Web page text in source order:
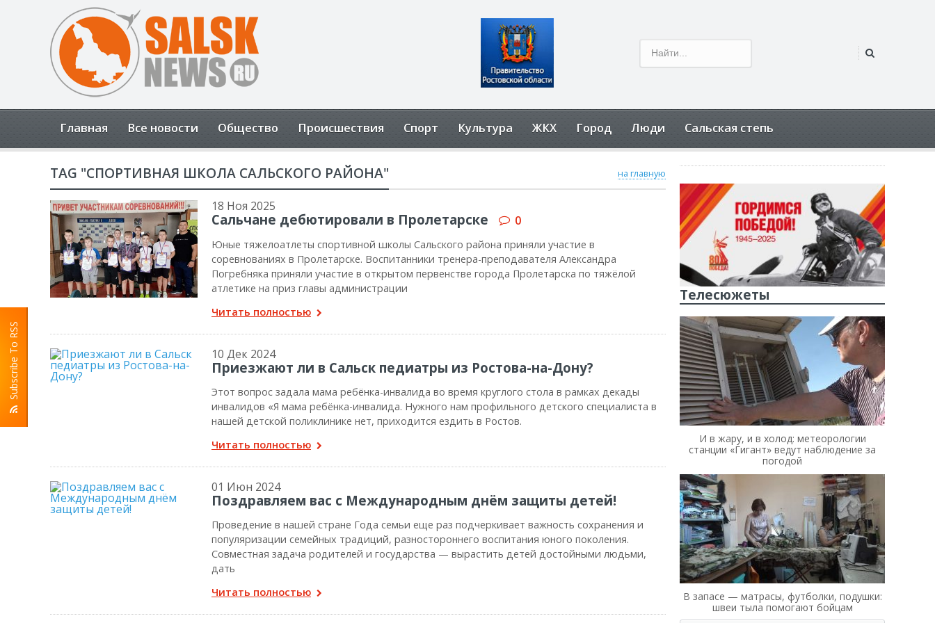
Subscribe To RSS
Главная Все новости Общество Происшествия Спорт Культура ЖКХ Город Люди Сальская степь
на главную
TAG "СПОРТИВНАЯ ШКОЛА САЛЬСКОГО РАЙОНА"
18 Ноя 2025
Сальчане дебютировали в Пролетарске 0
Юные тяжелоатлеты спортивной школы Сальского района приняли участие в
соревнованиях в Пролетарске. Воспитанники тренера-преподавателя Александра
Погребняка приняли участие в открытом первенстве города Пролетарска по тяжёлой
атлетике на приз главы администрации
Читать полностью
10 Дек 2024
Приезжают ли в Сальск педиатры из Ростова-на-Дону?
Этот вопрос задала мама ребёнка-инвалида во время круглого стола в рамках декады
инвалидов «Я мама ребёнка-инвалида. Нужного нам профильного детского специалиста в
нашей детской поликлинике нет, приходится ездить в Ростов.
Читать полностью
01 Июн 2024
Поздравляем вас с Международным днём защиты детей!
Проведение в нашей стране Года семьи еще раз подчеркивает важность сохранения и
популяризации семейных традиций, разностороннего воспитания юного поколения.
Совместная задача родителей и государства — вырастить детей достойными людьми,
дать
Читать полностью
Телесюжеты
И в жару, и в холод: метеорологии
станции «Гигант» ведут наблюдение за
погодой
В запасе — матрасы, футболки, подушки:
швеи тыла помогают бойцам
Открыть панель инструментов